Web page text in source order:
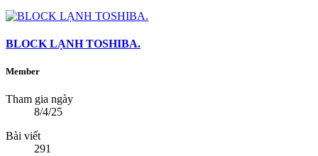
BLOCK LẠNH TOSHIBA.
Member
Tham gia ngày
8/4/25
Bài viết
291